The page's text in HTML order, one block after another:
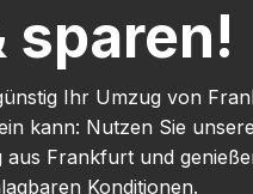
sparen!
Ihr Umzug von
kann: Nutzen Sie unsere
Frankfurt und
Konditionen.